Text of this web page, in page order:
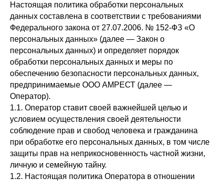
Настоящая политика обработки персональных
данных составлена в соответствии с требованиями
Федерального закона от 27.07.2006. № 152-ФЗ «О
персональных данных» (далее — Закон о
персональных данных) и определяет порядок
обработки персональных данных и меры по
обеспечению безопасности персональных данных,
предпринимаемые ООО АМРЕСТ (далее —
Оператор).
1.1. Оператор ставит своей важнейшей целью и
условием осуществления своей деятельности
соблюдение прав и свобод человека и гражданина
при обработке его персональных данных, в том числе
защиты прав на неприкосновенность частной жизни,
личную и семейную тайну.
1.2. Настоящая политика Оператора в отношении